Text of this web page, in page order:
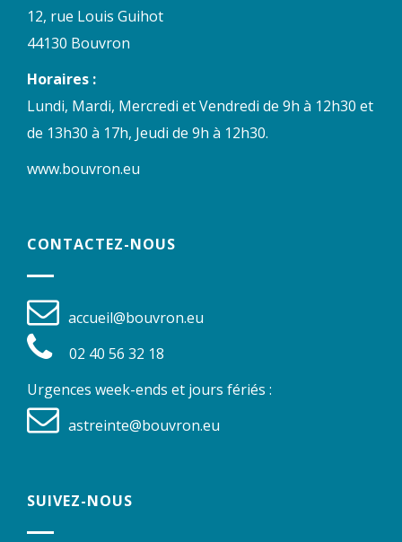
12, rue Louis Guihot
44130 Bouvron
Horaires :
Lundi, Mardi, Mercredi et Vendredi de 9h à 12h30 et
de 13h30 à 17h, Jeudi de 9h à 12h30.
www.bouvron.eu
CONTACTEZ-NOUS
accueil@bouvron.eu
02 40 56 32 18
Urgences week-ends et jours fériés :
astreinte@bouvron.eu
SUIVEZ-NOUS